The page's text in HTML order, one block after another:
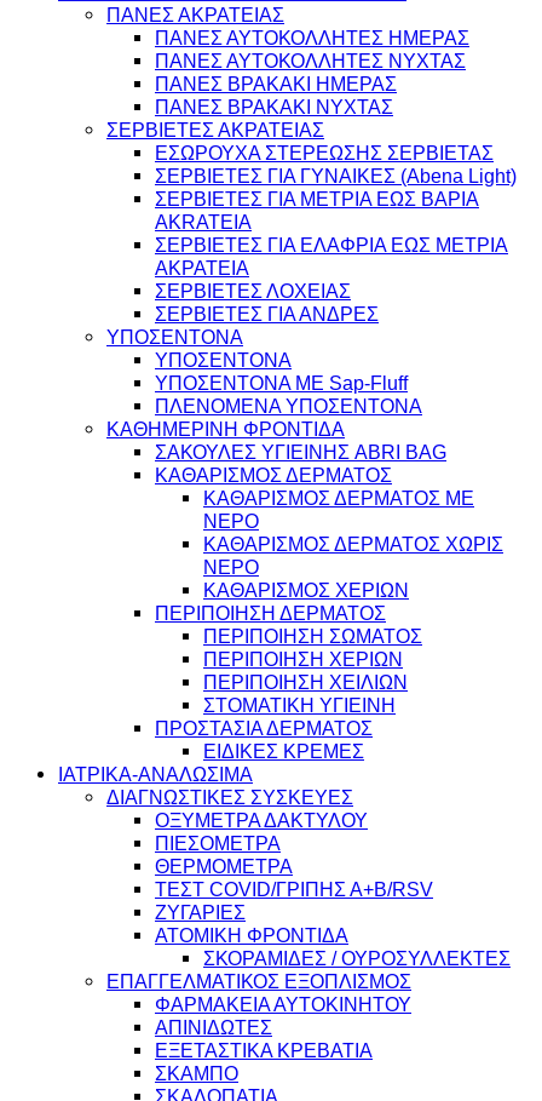
ΠΑΝΕΣ ΑΚΡΑΤΕΙΑΣ
ΠΑΝΕΣ ΑΥΤΟΚΟΛΛΗΤΕΣ ΗΜΕΡΑΣ
ΠΑΝΕΣ ΑΥΤΟΚΟΛΛΗΤΕΣ ΝΥΧΤΑΣ
ΠΑΝΕΣ ΒΡΑΚΑΚΙ ΗΜΕΡΑΣ
ΠΑΝΕΣ ΒΡΑΚΑΚΙ ΝΥΧΤΑΣ
ΣΕΡΒΙΕΤΕΣ ΑΚΡΑΤΕΙΑΣ
ΕΣΩΡΟΥΧΑ ΣΤΕΡΕΩΣΗΣ ΣΕΡΒΙΕΤΑΣ
ΣΕΡΒΙΕΤΕΣ ΓΙΑ ΓΥΝΑΙΚΕΣ (Abena Light)
ΣΕΡΒΙΕΤΕΣ ΓΙΑ ΜΕΤΡΙΑ ΕΩΣ ΒΑΡΙΑ
AKRATEIA
ΣΕΡΒΙΕΤΕΣ ΓΙΑ ΕΛΑΦΡΙΑ ΕΩΣ ΜΕΤΡΙΑ
ΑΚΡΑΤΕΙΑ
ΣΕΡΒΙΕΤΕΣ ΛΟΧΕΙΑΣ
ΣΕΡΒΙΕΤΕΣ ΓΙΑ ΑΝΔΡΕΣ
ΥΠΟΣΕΝΤΟΝΑ
ΥΠΟΣΕΝΤΟΝΑ
ΥΠΟΣΕΝΤΟΝΑ ΜΕ Sap-Fluff
ΠΛΕΝΟΜΕΝΑ ΥΠΟΣΕΝΤΟΝΑ
ΚΑΘΗΜΕΡΙΝΗ ΦΡΟΝΤΙΔΑ
ΣΑΚΟΥΛΕΣ ΥΓΙΕΙΝΗΣ ABRI BAG
ΚΑΘΑΡΙΣΜΟΣ ΔΕΡΜΑΤΟΣ
ΚΑΘΑΡΙΣΜΟΣ ΔΕΡΜΑΤΟΣ ΜΕ
ΝΕΡΟ
ΚΑΘΑΡΙΣΜΟΣ ΔΕΡΜΑΤΟΣ ΧΩΡΙΣ
ΝΕΡΟ
ΚΑΘΑΡΙΣΜΟΣ ΧΕΡΙΩΝ
ΠΕΡΙΠΟΙΗΣΗ ΔΕΡΜΑΤΟΣ
ΠΕΡΙΠΟΙΗΣΗ ΣΩΜΑΤΟΣ
ΠΕΡΙΠΟΙΗΣΗ ΧΕΡΙΩΝ
ΠΕΡΙΠΟΙΗΣΗ ΧΕΙΛΙΩΝ
ΣΤΟΜΑΤΙΚΗ ΥΓΙΕΙΝΗ
ΠΡΟΣΤΑΣΙΑ ΔΕΡΜΑΤΟΣ
ΕΙΔΙΚΕΣ ΚΡΕΜΕΣ
ΙΑΤΡΙΚΑ-ΑΝΑΛΩΣΙΜΑ
ΔΙΑΓΝΩΣΤΙΚΕΣ ΣΥΣΚΕΥΕΣ
ΟΞΥΜΕΤΡΑ ΔΑΚΤΥΛΟΥ
ΠΙΕΣΟΜΕΤΡΑ
ΘΕΡΜΟΜΕΤΡΑ
ΤΕΣΤ COVID/ΓΡΙΠΗΣ Α+Β/RSV
ΖΥΓΑΡΙΕΣ
ΑΤΟΜΙΚΗ ΦΡΟΝΤΙΔΑ
ΣΚΟΡΑΜΙΔΕΣ / ΟΥΡΟΣΥΛΛΕΚΤΕΣ
ΕΠΑΓΓΕΛΜΑΤΙΚΟΣ ΕΞΟΠΛΙΣΜΟΣ
ΦΑΡΜΑΚΕΙΑ ΑΥΤΟΚΙΝΗΤΟΥ
ΑΠΙΝΙΔΩΤΕΣ
ΕΞΕΤΑΣΤΙΚΑ ΚΡΕΒΑΤΙΑ
ΣΚΑΜΠΟ